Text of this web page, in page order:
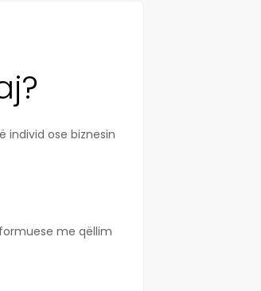
individ ose biznesin
me qëllim